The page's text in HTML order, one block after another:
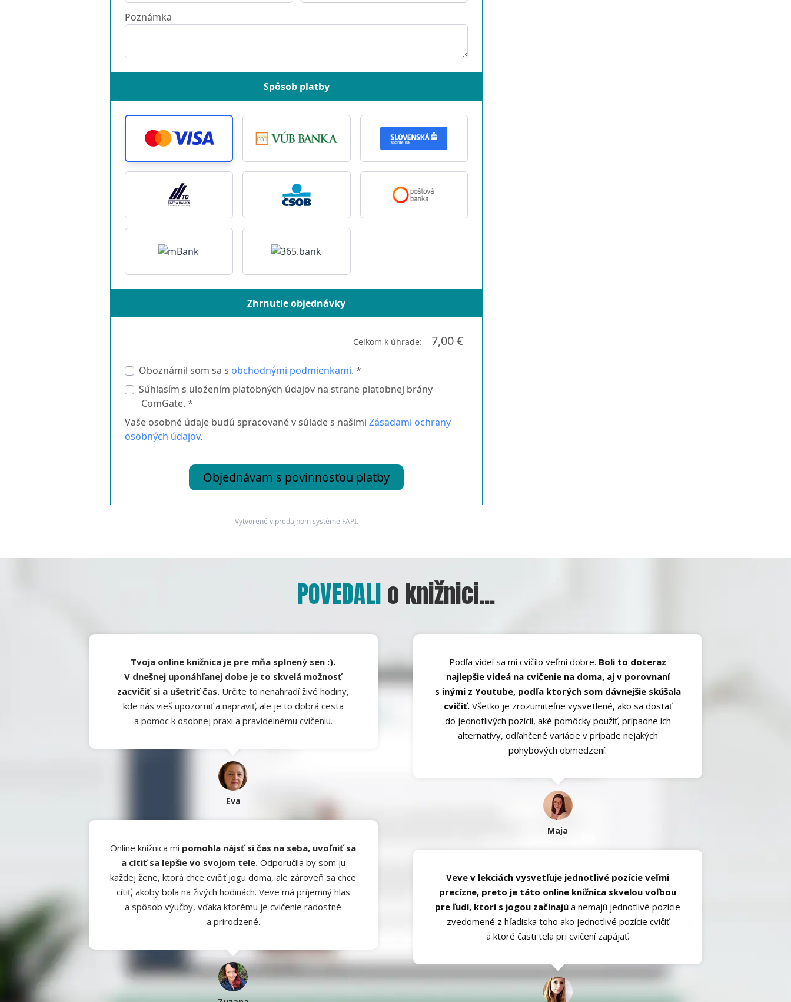
Poznámka
Spôsob platby
Zhrnutie objednávky
Celkom k úhrade: 7,00 €
Oboznámil som sa s obchodnými podmienkami. *
Súhlasím s uložením platobných údajov na strane platobnej brány
ComGate. *
Vaše osobné údaje budú spracované v súlade s našimi Zásadami ochrany
osobných údajov.
Objednávam s povinnosťou platby
Vytvorené v predajnom systéme FAPI.
POVEDALIo knižnici...
Tvoja online knižnica je pre mňa splnený sen :).
V dnešnej uponáhľanej dobe je to skvelá možnosť
zacvičiť si a ušetriť čas. Určite to nenahradí živé hodiny,
kde nás vieš upozorniť a napraviť, ale je to dobrá cesta
a pomoc k osobnej praxi a pravidelnému cvičeniu.
Eva
Online knižnica mi pomohla nájsť si čas na seba, uvoľniť sa
a cítiť sa lepšie vo svojom tele.Odporučila by som ju
každej žene, ktorá chce cvičiť jogu doma, ale zároveň sa chce
cítiť, akoby bola na živých hodinách. Veve má príjemný hlas
a spôsob výučby, vďaka ktorému je cvičenie radostné
a prirodzené.
Podľa videí sa mi cvičilo veľmi dobre. Boli to doteraz
najlepšie videá na cvičenie na doma, aj v porovnaní
s inými z Youtube, podľa ktorých som dávnejšie skúšala
cvičiť.Všetko je zrozumiteľne vysvetlené, ako sa dostať
do jednotlivých pozícií, aké pomôcky použiť, prípadne ich
alternatívy, odľahčené variácie v prípade nejakých
pohybových obmedzení.
Maja
Veve v lekciách vysvetľuje jednotlivé pozície veľmi
precízne, preto je táto online knižnica skvelou voľbou
pre ľudí, ktorí s jogou začínajú a nemajú jednotlivé pozície
zvedomené z hľadiska toho ako jednotlivé pozície cvičiť
a ktoré časti tela pri cvičení zapájať.